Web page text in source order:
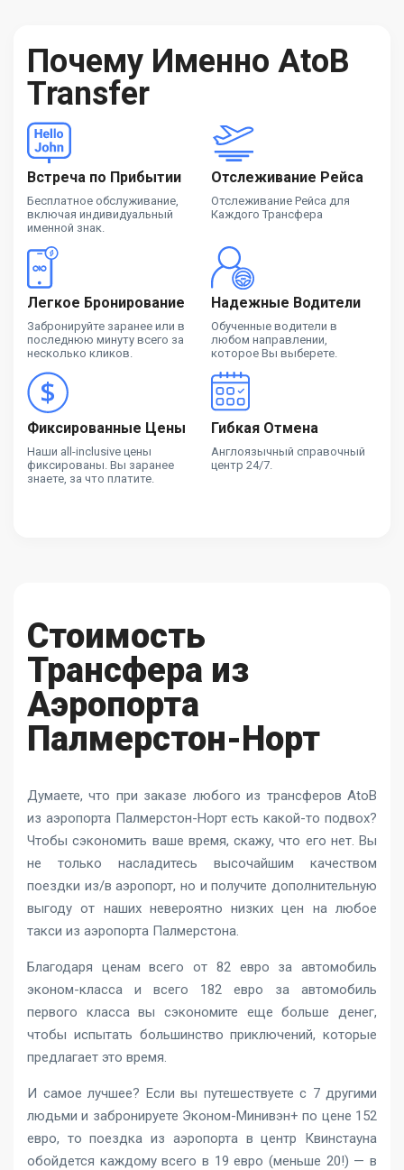
Почему Именно AtoB
Transfer
Встреча по Прибытии
Бесплатное обслуживание,
включая индивидуальный
именной знак.
Отслеживание Рейса
Отслеживание Рейса для
Каждого Трансфера
Легкое Бронирование
Забронируйте заранее или в
последнюю минуту всего за
несколько кликов.
Надежные Водители
Обученные водители в
любом направлении,
которое Вы выберете.
Фиксированные Цены
Наши all-inclusive цены
фиксированы. Вы заранее
знаете, за что платите.
Гибкая Отмена
Англоязычный справочный
центр 24/7.
Стоимость
Трансфера из
Аэропорта
Палмерстон-Норт
Думаете, что при заказе любого из трансферов AtoB
из аэропорта Палмерстон-Норт есть какой-то подвох?
Чтобы сэкономить ваше время, скажу, что его нет. Вы
не только насладитесь высочайшим качеством
поездки из/в аэропорт, но и получите дополнительную
выгоду от наших невероятно низких цен на любое
такси из аэропорта Палмерстона.
Благодаря ценам всего от 82 евро за автомобиль
эконом-класса и всего 182 евро за автомобиль
первого класса вы сэкономите еще больше денег,
чтобы испытать большинство приключений, которые
предлагает это время.
И самое лучшее? Если вы путешествуете с 7 другими
людьми и забронируете Эконом-Минивэн+ по цене 152
евро, то поездка из аэропорта в центр Квинстауна
обойдется каждому всего в 19 евро (меньше 20!) — в